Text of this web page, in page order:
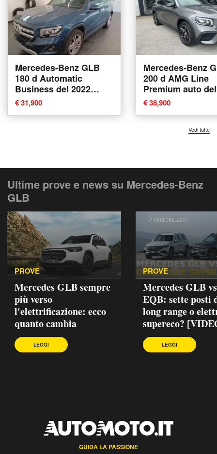
Mercedes-Benz GLB
180 d Automatic
Business del 2022
usata a Tricase
€ 31,900
Mercedes-Benz
200 d AMG Line
Premium auto
usata a Potenza
€ 38,900
Vedi tutte
Ultime prove e news su Mercedes-Benz
GLB
PROVE
Mercedes GLB sempre
più verso
l'elettrificazione: ecco
quanto cambia
LEGGI
PROVE
Mercedes GLB vs
EQB: sette posti
long range o
supereco?
LEGGI
GUIDA LA PASSIONE